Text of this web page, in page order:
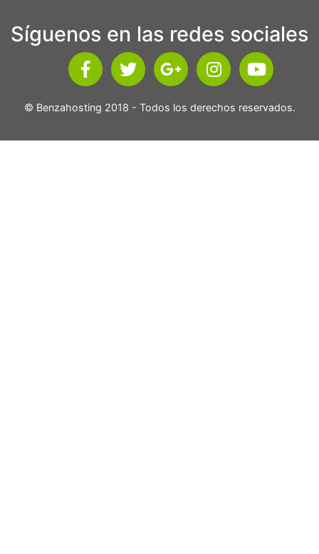
Síguenos en las redes sociales
© Benzahosting 2018 - Todos los derechos reservados.